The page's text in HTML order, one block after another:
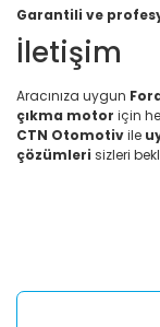
Garantili ve
İletişim
Aracınıza uygun
çıkma motor için
CTN Otomotivile
çözümleri sizleri